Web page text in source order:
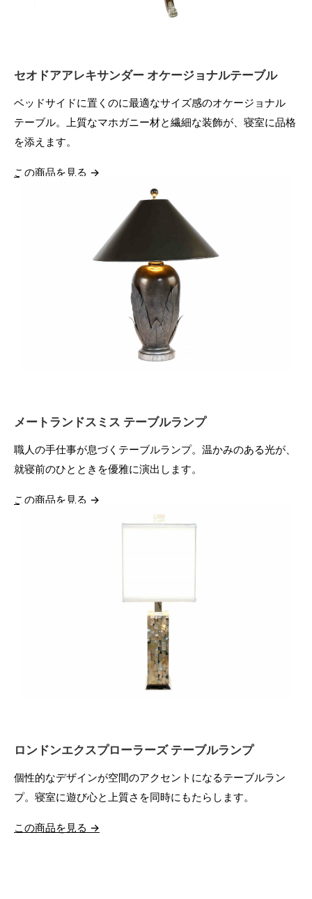
セオドアアレキサンダー オケージョナルテーブル
ベッドサイドに置くのに最適なサイズ感のオケージョナル
テーブル。上質なマホガニー材と繊細な装飾が、寝室に品格
を添えます。
この商品を見る →
メートランドスミス テーブルランプ
職人の手仕事が息づくテーブルランプ。温かみのある光が、
就寝前のひとときを優雅に演出します。
この商品を見る →
ロンドンエクスプローラーズ テーブルランプ
個性的なデザインが空間のアクセントになるテーブルラン
プ。寝室に遊び心と上質さを同時にもたらします。
この商品を見る →